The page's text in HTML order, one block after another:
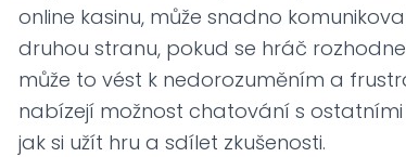
online kasinu, může snadno
druhou stranu, pokud se hráč
může to vést k nedorozuměním a
nabízejí možnost chatování s
jak si užít hru a sdílet zkušenosti.